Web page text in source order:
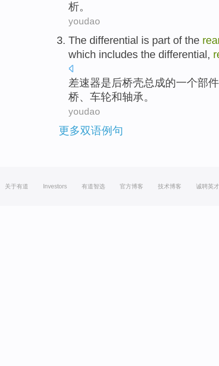
析。
youdao
The differential is part of the
which includes the differential,
差速器是后桥壳总成的一个部件
桥、 车轮和轴承。
youdao
更多双语例句
关于有道 Investors 有道智选 官方博客 技术博客 诚聘英才